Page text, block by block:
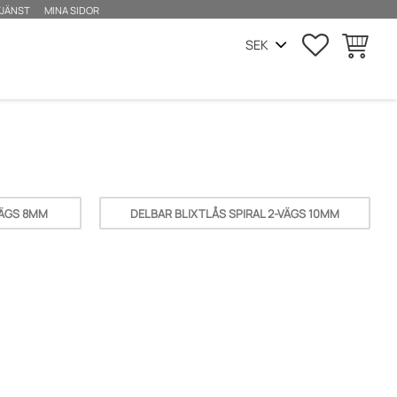
MINA SIDOR
FAVORITER
8MM DELBAR BLIXTLÅS SPIRAL 2-VÄGS 10MM